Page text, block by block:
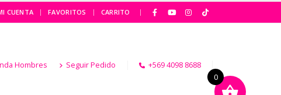
CUENTA FAVORITOS CARRITO |
Hombres Seguir Pedido +569 4098 8688
0